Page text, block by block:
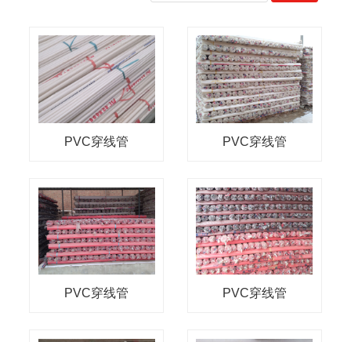
PVC穿线管 PVC穿线管
PVC穿线管 PVC穿线管